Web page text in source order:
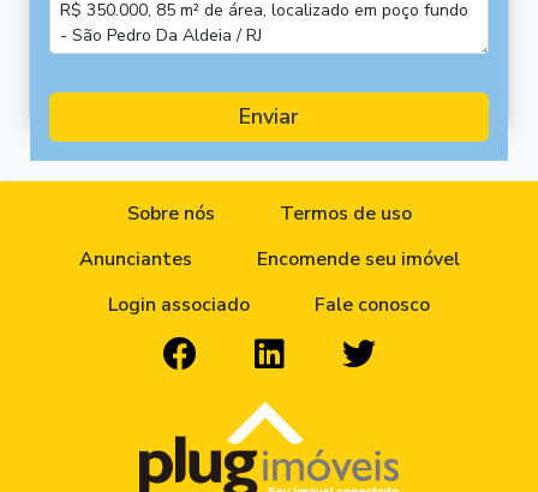
Enviar
Sobre nós
Termos de uso
Anunciantes
Encomende seu imóvel
Login associado
Fale conosco